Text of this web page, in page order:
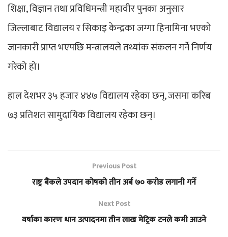
शिक्षा, विज्ञान तथा प्रविधिमन्त्री महावीर पुनका अनुसार
जिल्लाबाट विद्यालय र सिकाइ केन्द्रका जग्गा हिनामिना भएको
जानकारी प्राप्त भएपछि मन्त्रालयले तथ्यांक संकलन गर्ने निर्णय
गरेको हो।
हाल देशभर ३५ हजार ४४७ विद्यालय रहेका छन्, जसमा करिब
७३ प्रतिशत सामुदायिक विद्यालय रहेका छन्।
Previous Post
राष्ट्र बैंकले उपदान कोषको तीन अर्ब ७० करोड लगानी गर्ने
Next Post
वर्षाका कारण धान उत्पादनमा तीन लाख मेट्रिक टनले कमी आउने